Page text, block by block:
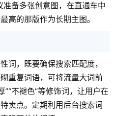
备多张创意图，在直通车中
高的那版作为长期主图。
词，既要确保搜索匹配度，
重复词语，可将流量大词前
”“不褪色”等修饰词，让用户在
卖点。定期利用后台搜索词